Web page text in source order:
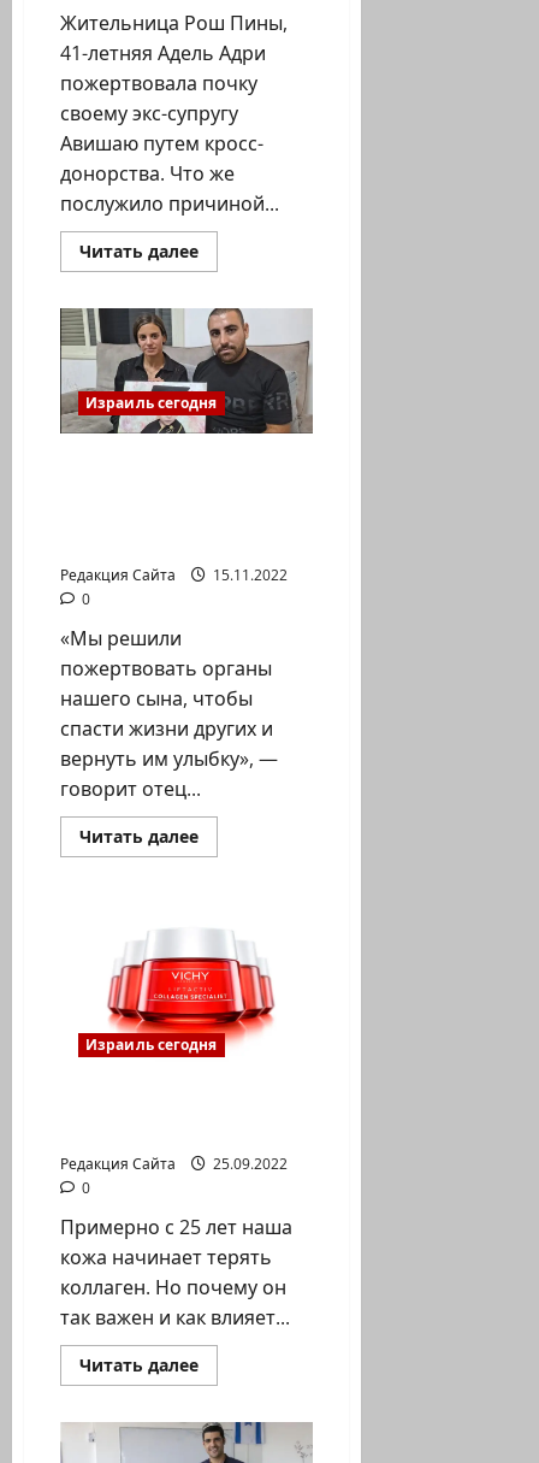
Жительница Рош Пины,
41-летняя Адель Адри
пожертвовала почку
своему экс-супругу
Авишаю путем кросс-
донорства. Что же
послужило причиной...
Читать далееПрочитать
больше
отдала
почку
бывшему
мужу:
«Было
абсолютно
естественно,
что
детей».
Израиль сегодня
Редакция Сайта
15.11.2022
0
«Мы решили
пожертвовать органы
нашего сына, чтобы
спасти жизни других и
вернуть им улыбку», —
говорит отец...
Читать далееПрочитать
больше
летнего
Фуада
спасли
жизни
6
израильских
детей
Израиль сегодня
Редакция Сайта
25.09.2022
0
Примерно с 25 лет наша
кожа начинает терять
коллаген. Но почему он
так важен и как влияет...
Читать далееПрочитать
больше
для
упругости